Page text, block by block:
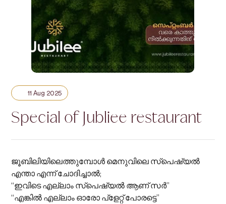
11 Aug 2025
Special of Jubliee restaurant
ജൂബിലിയിലെത്തുമ്പോൾ മെനുവിലെ സ്‌പെഷ്യൽ
എന്താ എന്ന് ചോദിച്ചാൽ;
“ഇവിടെ എല്ലാം സ്‌പെഷ്യൽ ആണ് സർ”
“എങ്കിൽ എല്ലാം ഓരോ പ്ളേറ്റ് പോരട്ടെ”